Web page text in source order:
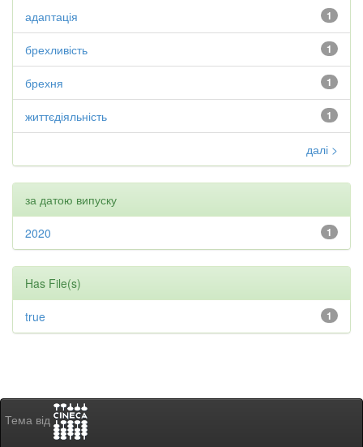
1
адаптація
1
брехливість
1
брехня
1
життєдіяльність
далі >
за датою випуску
1
2020
Has File(s)
1
true
Тема від